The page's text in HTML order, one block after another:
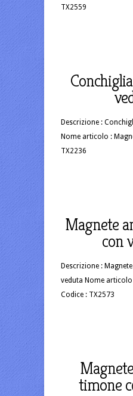
TX2559
Descrizione :
Nome articolo :
TX2236
Magnete
con
Descrizione :
veduta Nome articolo
Codice : TX2573
timone